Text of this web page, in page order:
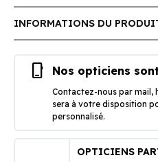
INFORMATIONS DU
phone_iphone Nos opticiens
Contactez-nous par mail,
sera à votre disposition
personnalisé.
OPTICIENS